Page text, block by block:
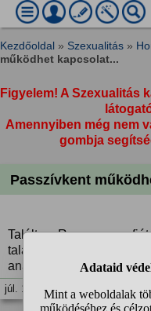
Kezdőoldal » Szexualitás »
működhet kapcsolat...
Figyelem! A Szexualitás
Amennyiben még nem
gombja
Passzívkent
Találtam Romeon egy
találnak olyan fiút akik
anál stex?
júl. 1. 07:15